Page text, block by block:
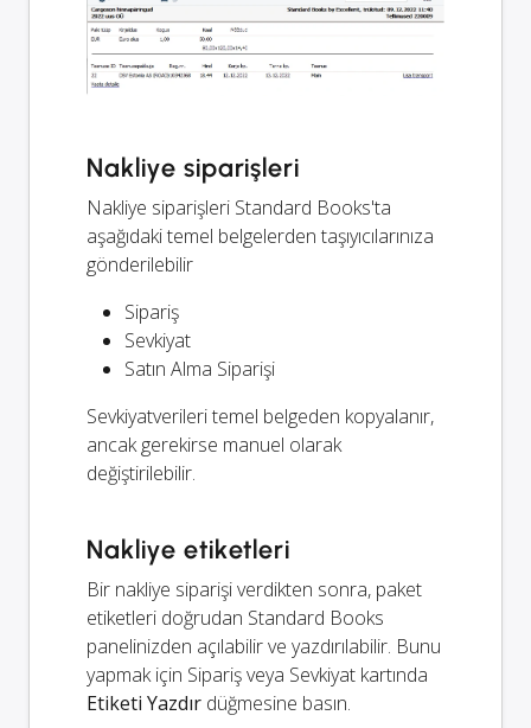
Nakliye siparişleri
Nakliye siparişleri Standard Books'ta
aşağıdaki temel belgelerden taşıyıcılarınıza
gönderilebilir
Sipariş
Sevkiyat
Satın Alma Siparişi
Sevkiyatverileri temel belgeden kopyalanır,
ancak gerekirse manuel olarak
değiştirilebilir.
Nakliye etiketleri
Bir nakliye siparişi verdikten sonra, paket
etiketleri doğrudan Standard Books
panelinizden açılabilir ve yazdırılabilir. Bunu
yapmak için Sipariş veya Sevkiyat kartında
Etiketi Yazdır düğmesine basın.